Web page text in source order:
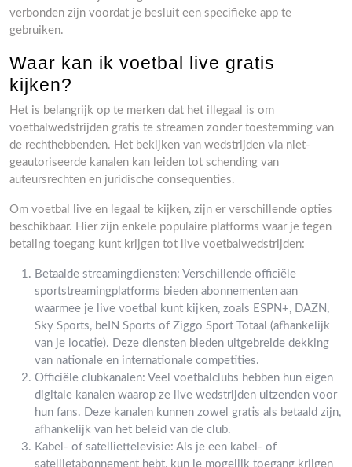
verbonden zijn voordat je besluit een specifieke app te
gebruiken.
Waar kan ik voetbal live gratis
kijken?
Het is belangrijk op te merken dat het illegaal is om
voetbalwedstrijden gratis te streamen zonder toestemming van
de rechthebbenden. Het bekijken van wedstrijden via niet-
geautoriseerde kanalen kan leiden tot schending van
auteursrechten en juridische consequenties.
Om voetbal live en legaal te kijken, zijn er verschillende opties
beschikbaar. Hier zijn enkele populaire platforms waar je tegen
betaling toegang kunt krijgen tot live voetbalwedstrijden:
Betaalde streamingdiensten: Verschillende officiële
sportstreamingplatforms bieden abonnementen aan
waarmee je live voetbal kunt kijken, zoals ESPN+, DAZN,
Sky Sports, beIN Sports of Ziggo Sport Totaal (afhankelijk
van je locatie). Deze diensten bieden uitgebreide dekking
van nationale en internationale competities.
Officiële clubkanalen: Veel voetbalclubs hebben hun eigen
digitale kanalen waarop ze live wedstrijden uitzenden voor
hun fans. Deze kanalen kunnen zowel gratis als betaald zijn,
afhankelijk van het beleid van de club.
Kabel- of satelliettelevisie: Als je een kabel- of
satellietabonnement hebt, kun je mogelijk toegang krijgen